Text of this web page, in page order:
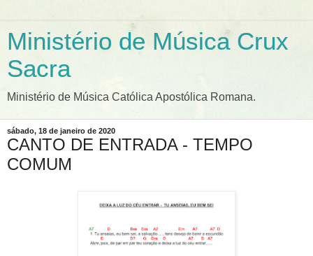
Ministério de Música Crux
Sacra
Ministério de Música Católica Apostólica Romana.
sábado, 18 de janeiro de 2020
CANTO DE ENTRADA - TEMPO
COMUM